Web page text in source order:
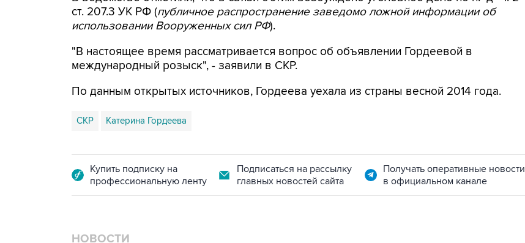
ст. 207.3 УК РФ (публичное распространение заведомо ложной информации об
использовании Вооруженных сил РФ).
"В настоящее время рассматривается вопрос об объявлении Гордеевой в
международный розыск", - заявили в СКР.
По данным открытых источников, Гордеева уехала из страны весной 2014 года.
СКР Катерина Гордеева
Купить подписку на
профессиональную ленту
Подписаться на рассылку
главных новостей сайта
Получать оперативные новости
в официальном канале
НОВОСТИ